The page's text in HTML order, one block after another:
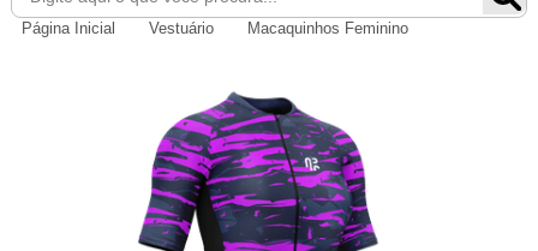
Página Inicial Vestuário Macaquinhos Feminino